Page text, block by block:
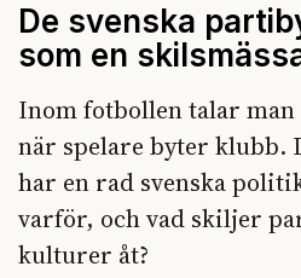
De svenska
som en
Inom fotbollen talar man
när spelare byter klubb.
har en rad svenska
varför, och vad skiljer
kulturer åt?